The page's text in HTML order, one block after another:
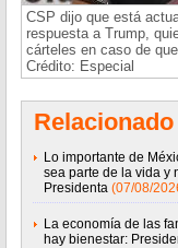
CSP dijo que está
respuesta a Trump,
cárteles en caso de
Crédito: Especial
Relacionado
Lo importante de
sea parte de la vida y
Presidenta (07/08/
La economía de las
hay bienestar: